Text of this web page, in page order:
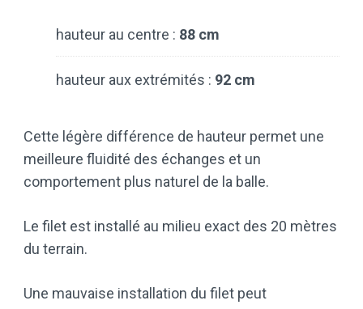
hauteur au centre : 88 cm
hauteur aux extrémités : 92 cm
Cette légère différence de hauteur permet une
meilleure fluidité des échanges et un
comportement plus naturel de la balle.
Le filet est installé au milieu exact des 20 mètres
du terrain.
Une mauvaise installation du filet peut